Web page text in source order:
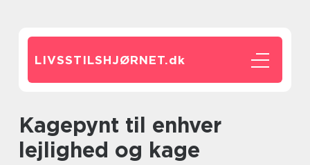
LIVSSTILSHJØRNET.dk
Kagepynt til enhver
lejlighed og kage